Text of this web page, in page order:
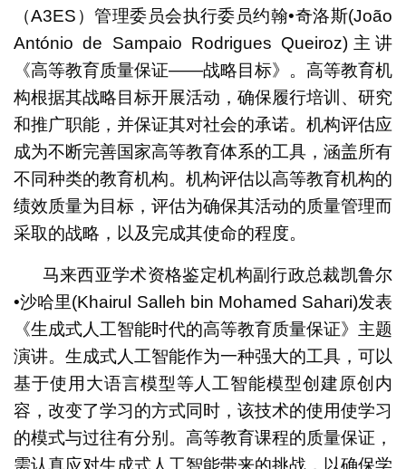
（A3ES）管理委员会执行委员约翰•奇洛斯(João
António de Sampaio Rodrigues Queiroz)主讲
《高等教育质量保证——战略目标》。高等教育机
构根据其战略目标开展活动，确保履行培训、研究
和推广职能，并保证其对社会的承诺。机构评估应
成为不断完善国家高等教育体系的工具，涵盖所有
不同种类的教育机构。机构评估以高等教育机构的
绩效质量为目标，评估为确保其活动的质量管理而
采取的战略，以及完成其使命的程度。
马来西亚学术资格鉴定机构副行政总裁凯鲁尔
•沙哈里(Khairul Salleh bin Mohamed Sahari)发表
《生成式人工智能时代的高等教育质量保证》主题
演讲。生成式人工智能作为一种强大的工具，可以
基于使用大语言模型等人工智能模型创建原创内
容，改变了学习的方式同时，该技术的使用使学习
的模式与过往有分别。高等教育课程的质量保证，